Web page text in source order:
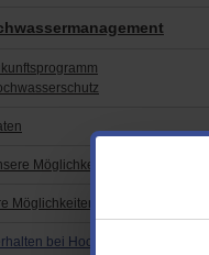
Möglichkeiten
Möglichkeiten
bei Hochwasser und